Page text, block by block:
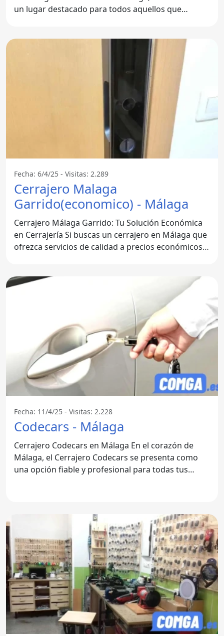
un lugar destacado para todos aquellos que
Fecha: 6/4/25 - Visitas: 2.289
Cerrajero Malaga
Garrido(economico) - Málaga
Cerrajero Málaga Garrido: Tu Solución Económica
en Cerrajería Si buscas un cerrajero en Málaga que
ofrezca servicios de calidad a precios económicos,
Fecha: 11/4/25 - Visitas: 2.228
Codecars - Málaga
Cerrajero Codecars en Málaga En el corazón de
Málaga, el Cerrajero Codecars se presenta como
una opción fiable y profesional para todas tus